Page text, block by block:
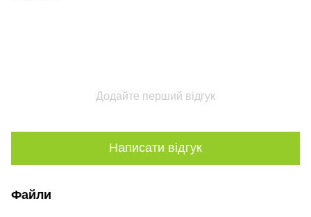
Додайте перший відгук
Написати відгук
Файли